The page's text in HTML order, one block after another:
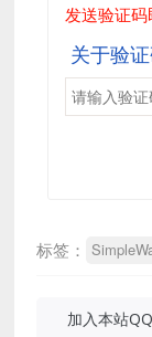
关于验
标签：
加入本站